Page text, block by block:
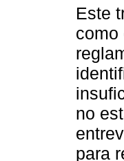
Este
como
no
para